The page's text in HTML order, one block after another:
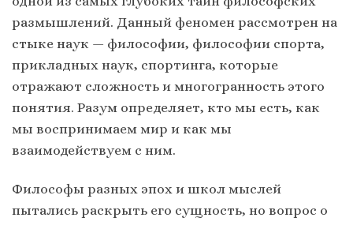
размышлений. Данный феномен рассмотрен на
стыке наук — философии, философии спорта,
прикладных наук, спортинга, которые
отражают сложность и многогранность этого
понятия. Разум определяет, кто мы есть, как
мы воспринимаем мир и как мы
взаимодействуем с ним.
Философы разных эпох и школ мыслей
пытались раскрыть его сущность, но вопрос о